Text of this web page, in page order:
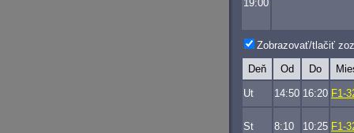
19:00
Zobrazovať/tlačiť
Deň Od Do
Ut 14:50 16:20 F1-
St 8:10 10:25 F1-